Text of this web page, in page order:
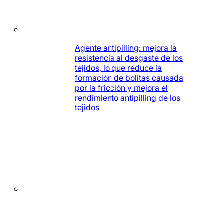
Agente antipilling: mejora la
resistencia al desgaste de los
tejidos, lo que reduce la
formación de bolitas causada
por la fricción y mejora el
rendimiento antipilling de los
tejidos